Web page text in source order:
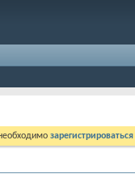
зарегистрироваться